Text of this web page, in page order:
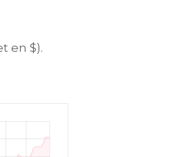
en $).